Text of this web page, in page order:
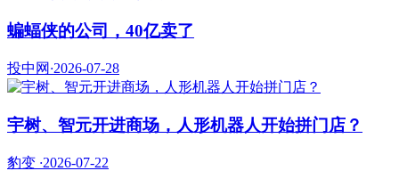
蝙蝠侠的公司，40亿卖了
投中网 ·2026-07-28
宇树、智元开进商场，人形机器人开始拼门店？
豹变 ·2026-07-22